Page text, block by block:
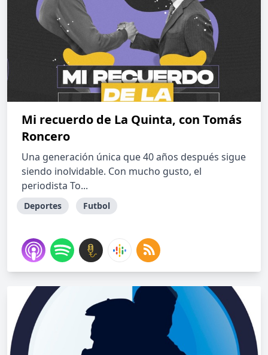
Mi recuerdo de La Quinta, con Tomás
Roncero
Una generación única que 40 años después sigue
siendo inolvidable. Con mucho gusto, el
periodista To...
Deportes Futbol